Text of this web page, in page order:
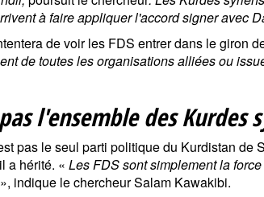
à faire appliquer l'accord signer avec
de voir les FDS entrer dans le giron
de toutes les organisations alliées ou
l'ensemble des Kurdes
pas le seul parti politique du Kurdistan
a hérité. « Les FDS sont simplement la
», indique le chercheur Salam Kawakibi.